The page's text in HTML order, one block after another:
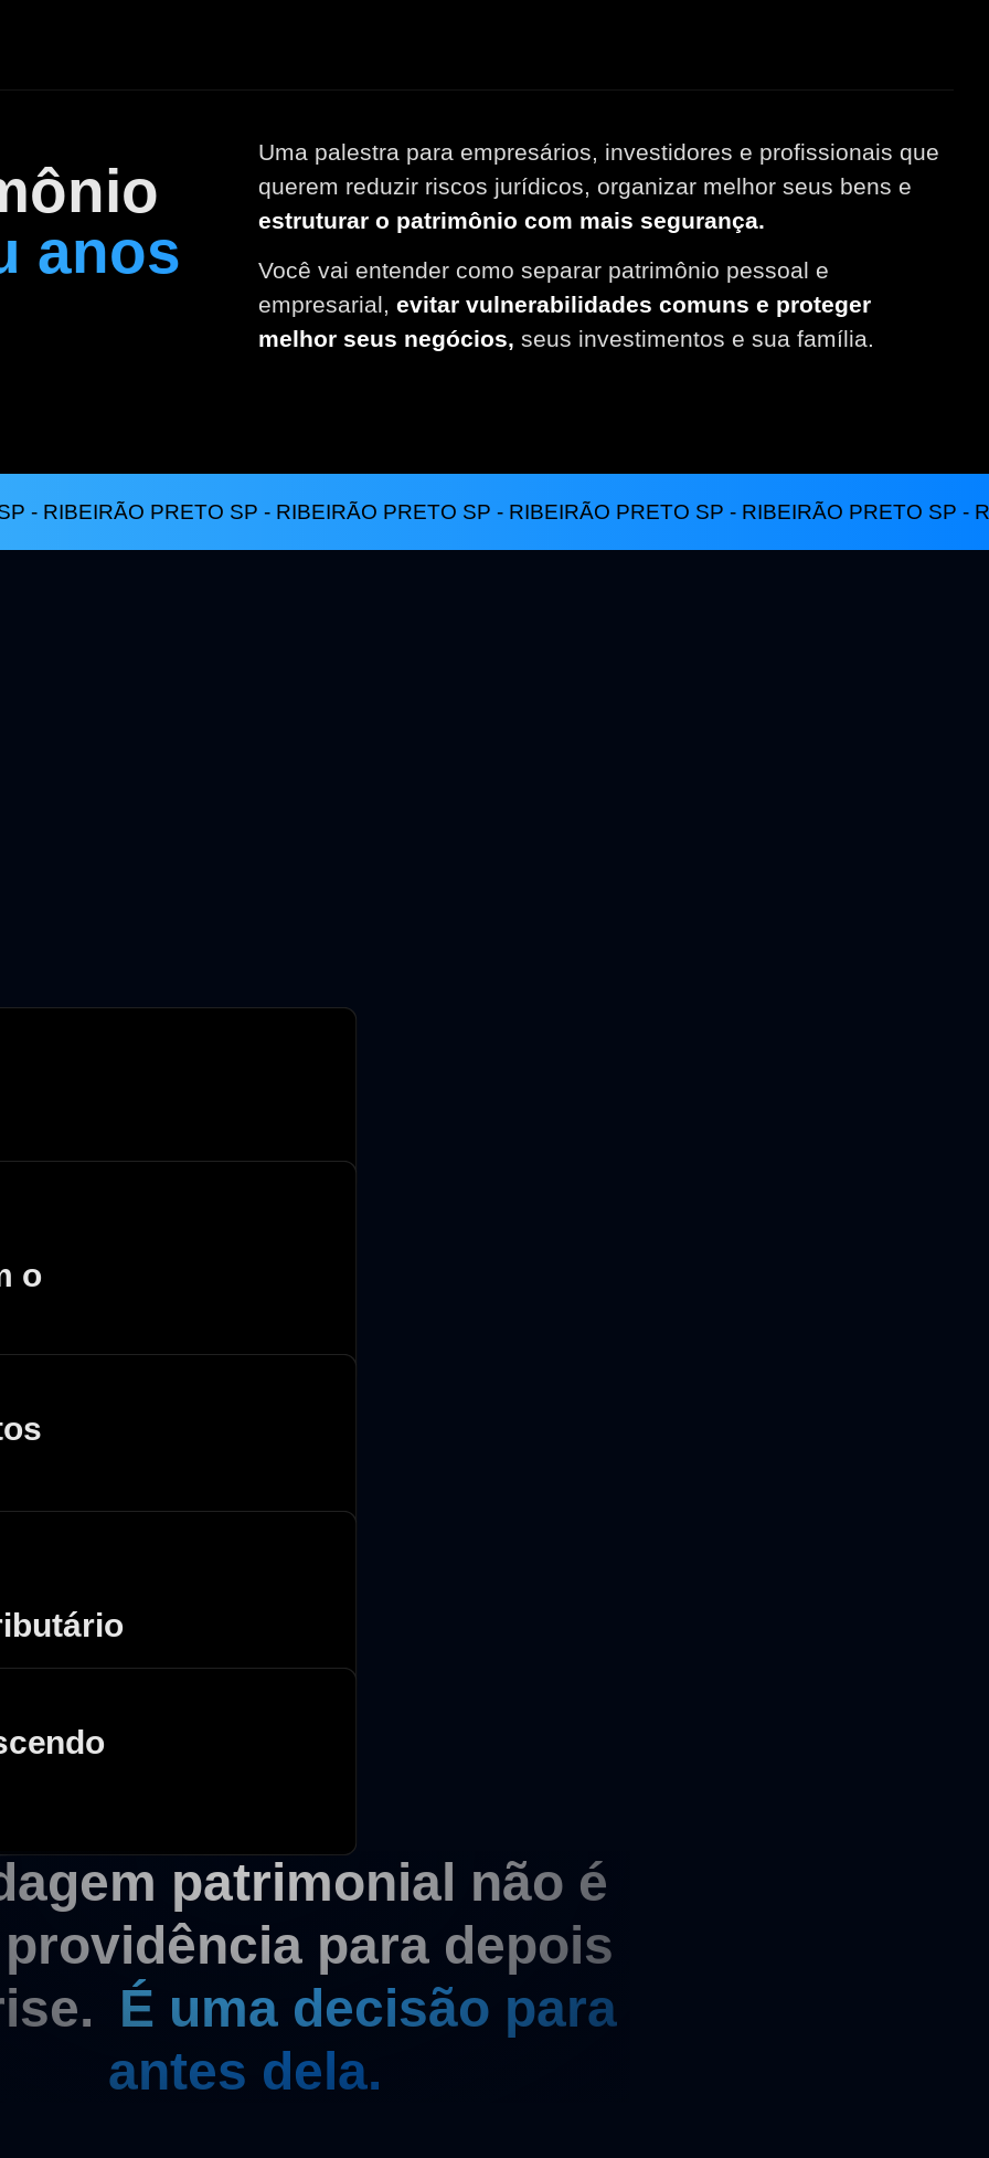
anos
Uma palestra para empresários, investidores e profissionais que
querem reduzir riscos jurídicos, organizar melhor seus bens e
estruturar o patrimônio com mais segurança.
Você vai entender como separar patrimônio pessoal e
empresarial, evitar vulnerabilidades comuns e proteger
melhor seus negócios, seus investimentos e sua família.
RIBEIRÃO PRETO SP - RIBEIRÃO PRETO SP - RIBEIRÃO PRETO SP - RIBEIRÃO PRETO
o
patrimonial não é
para depois
É uma decisão para
antes dela.